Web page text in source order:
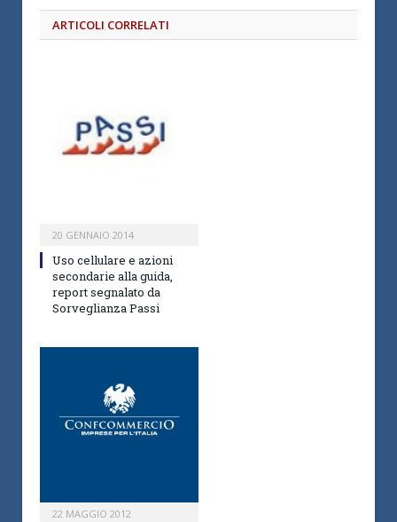
ARTICOLI CORRELATI
20 GENNAIO 2014
Uso cellulare e azioni
secondarie alla guida,
report segnalato da
Sorveglianza Passi
22 MAGGIO 2012